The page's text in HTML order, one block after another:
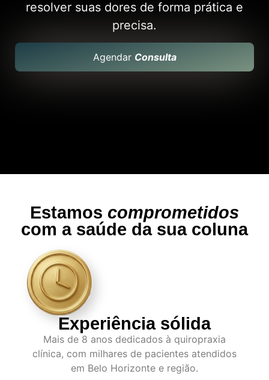
resolver suas dores de forma prática e
precisa.
Agendar Consulta
Estamos comprometidos
com a saúde da sua coluna
Experiência sólida
Mais de 8 anos dedicados à quiropraxia
clínica, com milhares de pacientes atendidos
em Belo Horizonte e região.